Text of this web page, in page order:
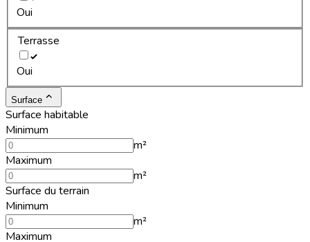
Oui
Terrasse
Oui
Surface
Surface habitable
Minimum
m²
Maximum
m²
Surface du terrain
Minimum
m²
Maximum